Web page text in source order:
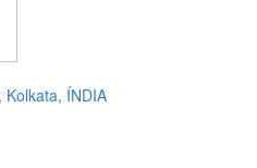
Kolkata, ÍNDIA